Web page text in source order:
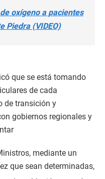
oxígeno a pacientes
Piedra (VIDEO)
que se está tomando
de cada
de transición y
gobiernos regionales y
mediante un
que sean determinadas,